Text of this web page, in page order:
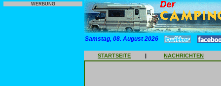
WERBUNG
Samstag, 08. August 2026
STARTSEITE | NACHRICHTEN